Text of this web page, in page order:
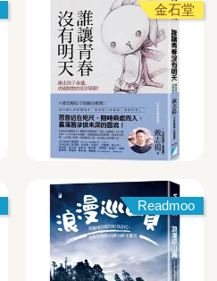
金石堂
Readmoo